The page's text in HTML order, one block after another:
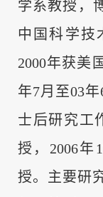
学系教授，
中国科学技
2000年获美
年7月至03
士后研究工
授，2006年
授。主要研